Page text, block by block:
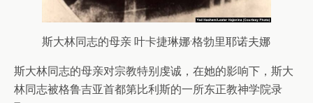
斯大林同志的母亲 叶卡捷琳娜·格勃里耶诺夫娜
斯大林同志的母亲对宗教特别虔诚，在她的影响下，斯大
林同志被格鲁吉亚首都第比利斯的一所东正教神学院录